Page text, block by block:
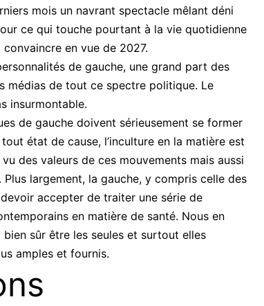
mois un navrant spectacle mêlant déni
ce qui touche pourtant à la vie quotidienne
en vue de 2027.
de gauche, une grand part des
médias de tout ce spectre politique. Le
insurmontable.
de gauche doivent sérieusement se former
état de cause, l’inculture en la matière est
des valeurs de ces mouvements mais aussi
largement, la gauche, y compris celle des
accepter de traiter une série de
en matière de santé. Nous en
sûr être les seules et surtout elles
amples et fournis.